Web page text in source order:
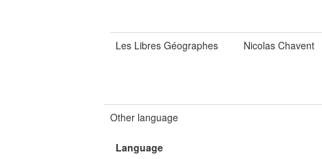
Les Libres Géographes
Nicolas Chavent
Other language
Language